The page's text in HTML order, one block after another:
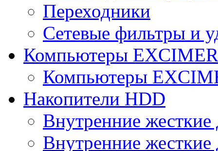
Переходники
Сетевые фильтры и
Компьютеры
Компьютеры
Накопители HDD
Внутренние
Внутренние